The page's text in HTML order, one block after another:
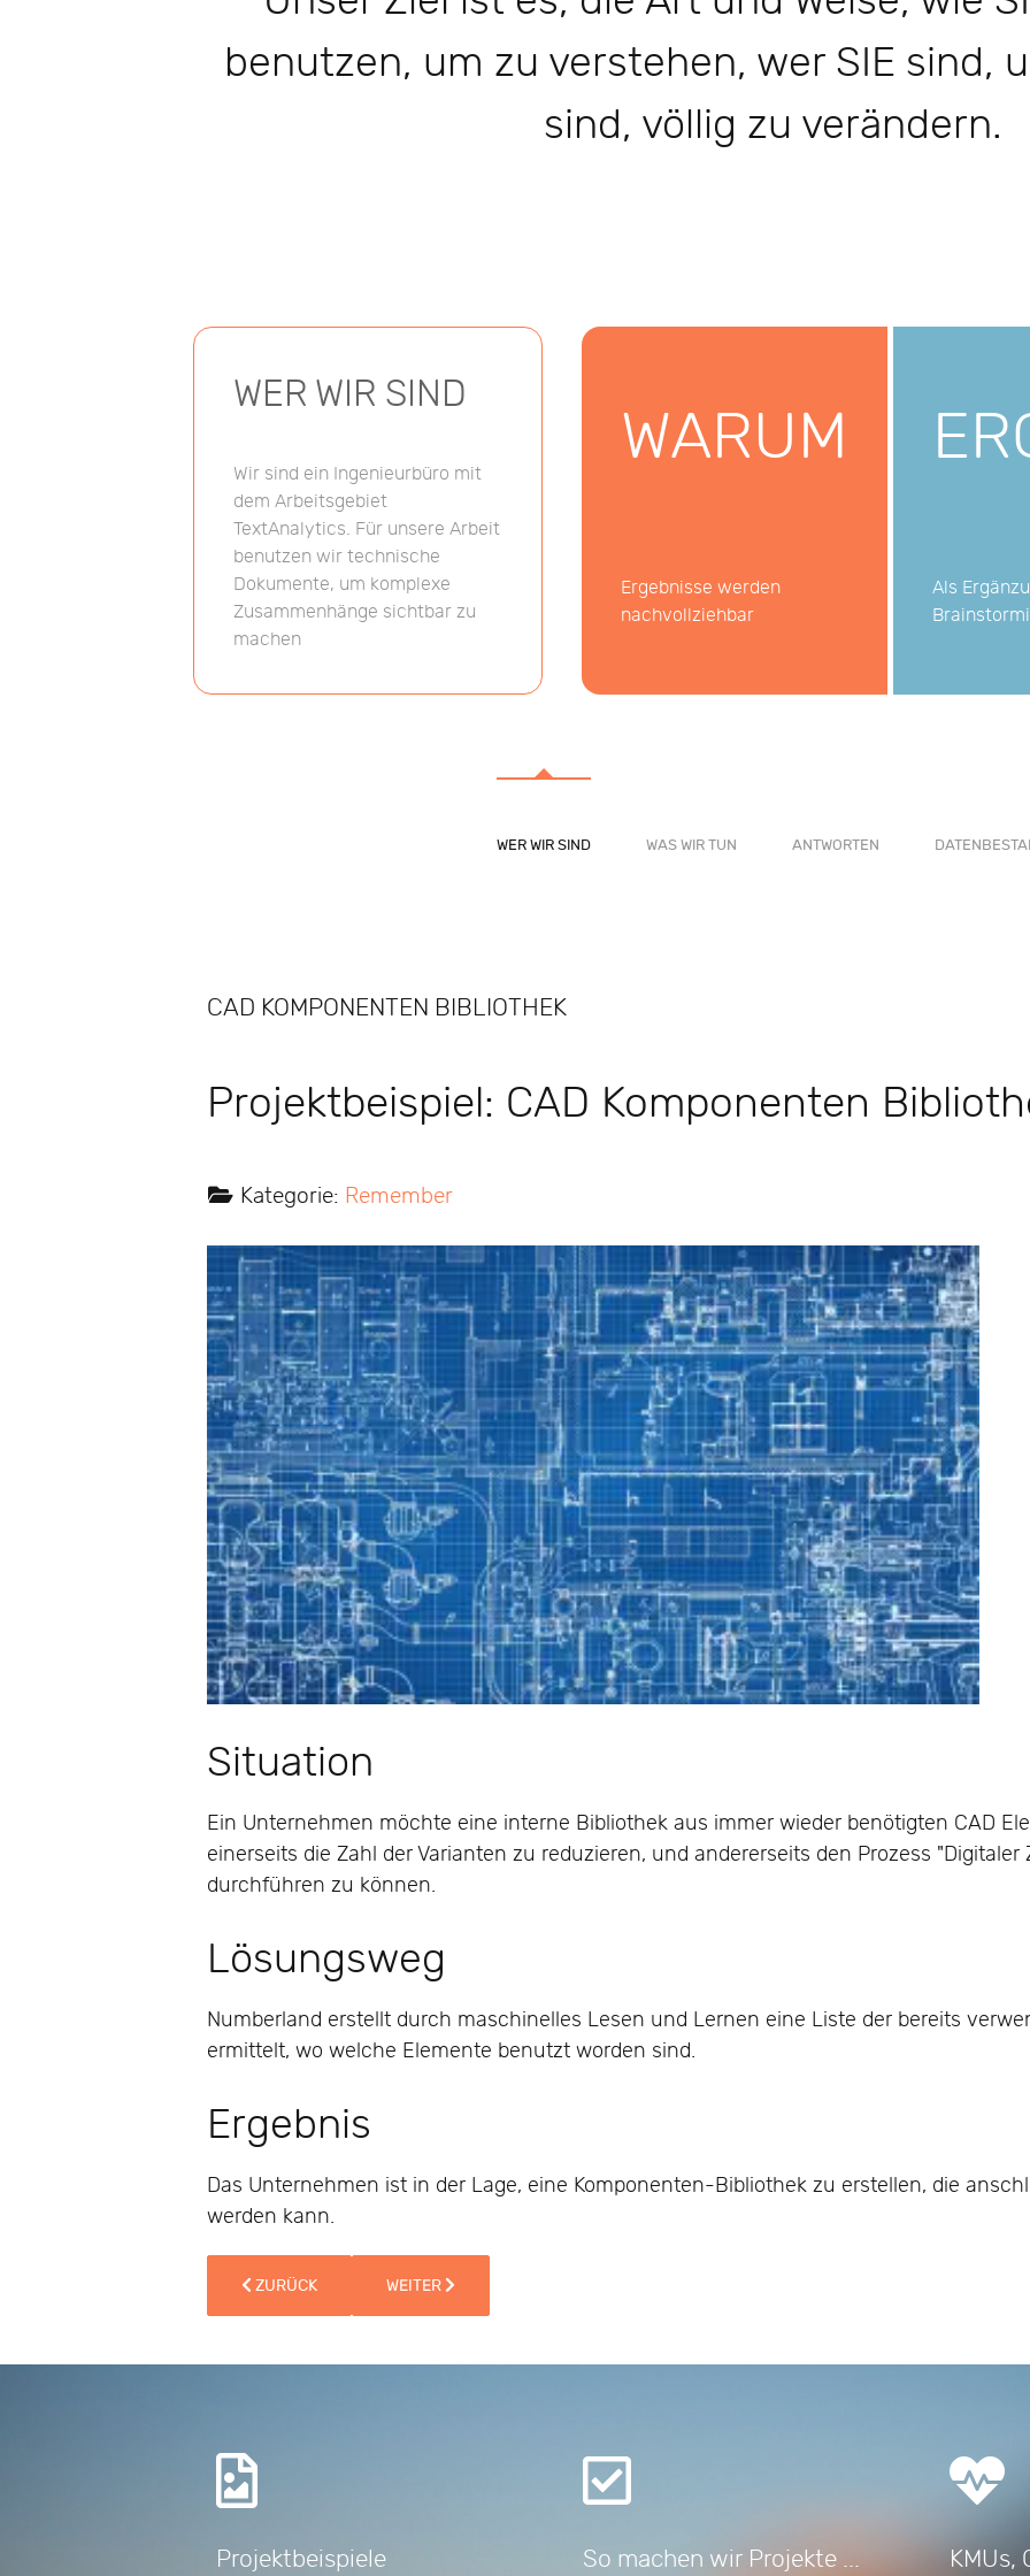
benutzen, um zu verstehen, wer SIE sind,
sind, völlig zu verändern.
WER WIR SIND WAS WIR TUN ANTWORTEN
WER WIR SIND
Wir sind ein Ingenieurbüro mit
dem Arbeitsgebiet
TextAnalytics. Für unsere Arbeit
benutzen wir technische
Dokumente, um komplexe
Zusammenhänge sichtbar zu
machen
WARUM
Ergebnisse werden
nachvollziehbar
Als
CAD KOMPONENTEN BIBLIOTHEK
Projektbeispiel: CAD Komponenten
Kategorie: Remember
Situation
Ein Unternehmen möchte eine interne Bibliothek aus immer wieder benötigten CAD
einerseits die Zahl der Varianten zu reduzieren, und andererseits den Prozess
durchführen zu können.
Lösungsweg
Numberland erstellt durch maschinelles Lesen und Lernen eine Liste der bereits
ermittelt, wo welche Elemente benutzt worden sind.
Ergebnis
Das Unternehmen ist in der Lage, eine Komponenten-Bibliothek zu erstellen, die
werden kann.
VORHERIGER BEITRAG: PROJEKTBEISPIEL: AUSSCHREIBUNGSANALYSE
ZURÜCK NÄCHSTER BEITRAG: PROJEKTBEISPIEL: MASCHINELLES VERSCHLAGWORTEN VON
WEITER
Projektbeispiele So machen wir Projekte ...
KMUs,